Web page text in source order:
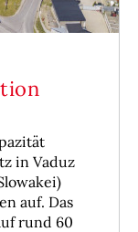
in Vaduz
auf. Das
rund 60